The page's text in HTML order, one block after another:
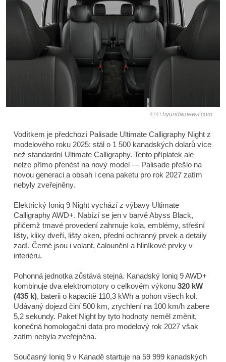
© hyundainews.com
Vodítkem je předchozí Palisade Ultimate Calligraphy Night z
modelového roku 2025: stál o 1 500 kanadských dolarů více
než standardní Ultimate Calligraphy. Tento příplatek ale
nelze přímo přenést na nový model — Palisade přešlo na
novou generaci a obsah i cena paketu pro rok 2027 zatím
nebyly zveřejněny.
Elektrický Ioniq 9 Night vychází z výbavy Ultimate
Calligraphy AWD+. Nabízí se jen v barvě Abyss Black,
přičemž tmavé provedení zahrnuje kola, emblémy, střešní
lišty, kliky dveří, lišty oken, přední ochranný prvek a detaily
zadí. Černé jsou i volant, čalounění a hliníkové prvky v
interiéru.
Pohonná jednotka zůstává stejná. Kanadský Ioniq 9 AWD+
kombinuje dva elektromotory o celkovém výkonu 320 kW
(435 k), baterii o kapacitě 110,3 kWh a pohon všech kol.
Udávaný dojezd činí 500 km, zrychlení na 100 km/h zabere
5,2 sekundy. Paket Night by tyto hodnoty neměl změnit,
konečná homologační data pro modelový rok 2027 však
zatím nebyla zveřejněna.
Současný Ioniq 9 v Kanadě startuje na 59 999 kanadských